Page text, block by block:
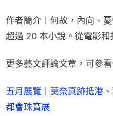
作者簡介︱何故，內向、
超過 20 本小說。從電影和
更多藝文評論文章，可參
五月展覽｜莫奈真跡抵港
都會珠寶展